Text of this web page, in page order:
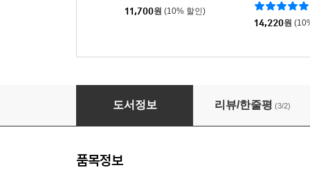
11,700원 (10% 할인)
14,220원
우리는 벌거숭이 화가
도서정보 리뷰/한줄평 (3/2)
품목정보